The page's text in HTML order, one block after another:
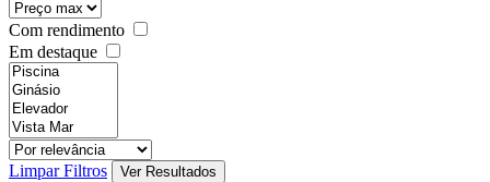
Com rendimento
Em destaque
Limpar Filtros Ver Resultados